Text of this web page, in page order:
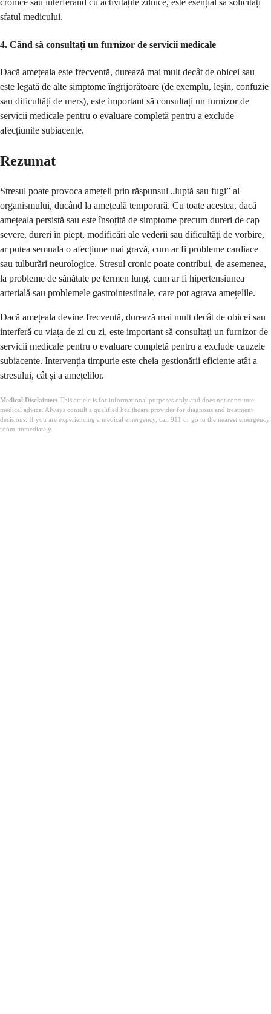
cronice sau interferând cu activitățile zilnice, este esențial să solicitați
sfatul medicului.
4. Când să consultați un furnizor de servicii medicale
Dacă amețeala este frecventă, durează mai mult decât de obicei sau
este legată de alte simptome îngrijorătoare (de exemplu, leșin, confuzie
sau dificultăți de mers), este important să consultați un furnizor de
servicii medicale pentru o evaluare completă pentru a exclude
afecțiunile subiacente.
Rezumat
Stresul poate provoca amețeli prin răspunsul „luptă sau fugi” al
organismului, ducând la amețeală temporară. Cu toate acestea, dacă
amețeala persistă sau este însoțită de simptome precum dureri de cap
severe, dureri în piept, modificări ale vederii sau dificultăți de vorbire,
ar putea semnala o afecțiune mai gravă, cum ar fi probleme cardiace
sau tulburări neurologice. Stresul cronic poate contribui, de asemenea,
la probleme de sănătate pe termen lung, cum ar fi hipertensiunea
arterială sau problemele gastrointestinale, care pot agrava amețelile.
Dacă amețeala devine frecventă, durează mai mult decât de obicei sau
interferă cu viața de zi cu zi, este important să consultați un furnizor de
servicii medicale pentru o evaluare completă pentru a exclude cauzele
subiacente. Intervenția timpurie este cheia gestionării eficiente atât a
stresului, cât și a amețelilor.
Medical Disclaimer: This article is for informational purposes only and does not constitute
medical advice. Always consult a qualified healthcare provider for diagnosis and treatment
decisions. If you are experiencing a medical emergency, call 911 or go to the nearest emergency
room immediately.